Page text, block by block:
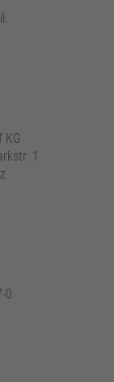
KG
1
0